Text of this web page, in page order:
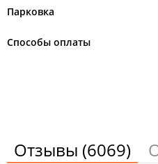
Парковка
Способы оплаты
Отзывы (6069)